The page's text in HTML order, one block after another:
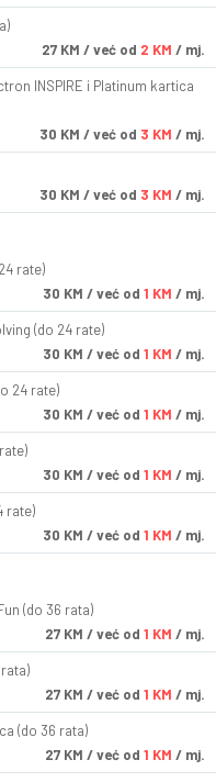
27 KM / već od 2 KM / mj.
INSPIRE i Platinum kartica
30 KM / već od 3 KM / mj.
30 KM / već od 3 KM / mj.
rate)
30 KM / već od 1 KM / mj.
(do 24 rate)
30 KM / već od 1 KM / mj.
24 rate)
30 KM / već od 1 KM / mj.
30 KM / već od 1 KM / mj.
rate)
30 KM / već od 1 KM / mj.
(do 36 rata)
27 KM / već od 1 KM / mj.
27 KM / već od 1 KM / mj.
(do 36 rata)
27 KM / već od 1 KM / mj.